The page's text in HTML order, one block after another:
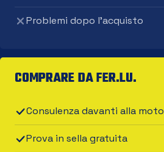
Problemi dopo l'acquisto
COMPRARE DA FER.LU.
Consulenza davanti alla moto
Prova in sella gratuita